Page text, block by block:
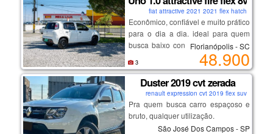
temos opções de financiamento com
diversos bancos e taxas,
há mais de 20 anos no mercado,
com mais de 100 veículos em
estoque
fiat attractive 2021 2021 flex hatch
Econômico, confiável e muito prático
para o dia a dia. ideal para quem
busca baixo consumo, manutenção
💡 destaques:
motor 1.0 muito econômico
baixa quilometragem
ótimo custo-benefício
manutenção em dia
carro impecável, sem detalhes
Florianópolis - SC
48.900
3
Duster 2019 cvt zerada
renault expression cvt 2019 flex suv
Pra quem busca carro espaçoso e
bruto, qualquer utilização.
São José Dos Campos - SP